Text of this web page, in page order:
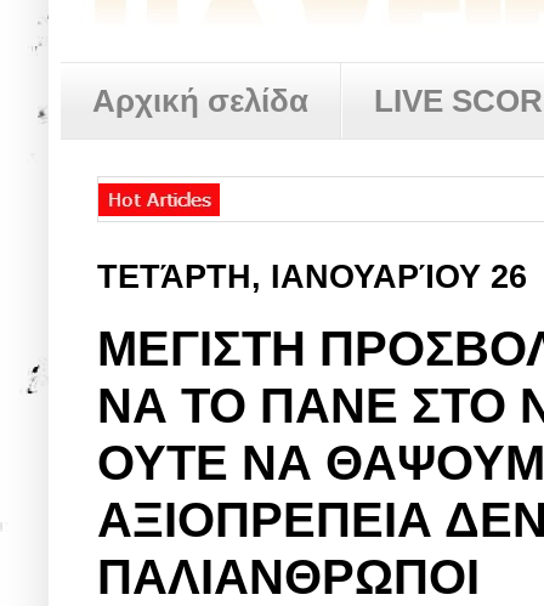
Αρχική σελίδα LIVE
ΤΕΤΆΡΤΗ, ΙΑΝΟΥΑΡΊΟΥ 26
ΜΕΓΙΣΤΗ
ΝΑ ΤΟ ΠΑΝΕ ΣΤΟ
ΟΥΤΕ ΝΑ
ΑΞΙΟΠΡΕΠΕΙΑ
ΠΑΛΙΑΝΘΡΩΠΟΙ